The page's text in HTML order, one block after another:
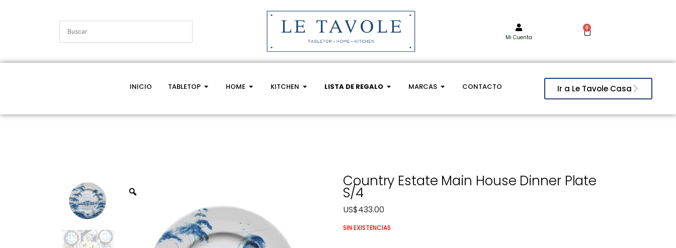
Mi Cuenta
0
INICIO TABLETOP HOME KITCHEN LISTA DE REGALO MARCAS CONTACTO Ir a Le Tavole Casa
Country Estate Main House Dinner Plate
S/4
US$433.00
SIN EXISTENCIAS